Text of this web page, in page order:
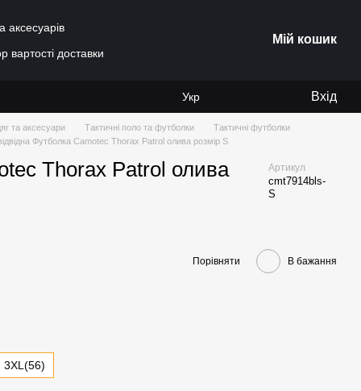
аксесуарів
вартості доставки
Мій кошик
Укр Вхід
та аксесуари Тактичні поло та футболки
Тактичні футболки
Футболка Camotec Thorax Patrol олива розмір S
Thorax Patrol олива
Артикул
cmt7914bls-
S
Порівняти В бажання
3XL(56)